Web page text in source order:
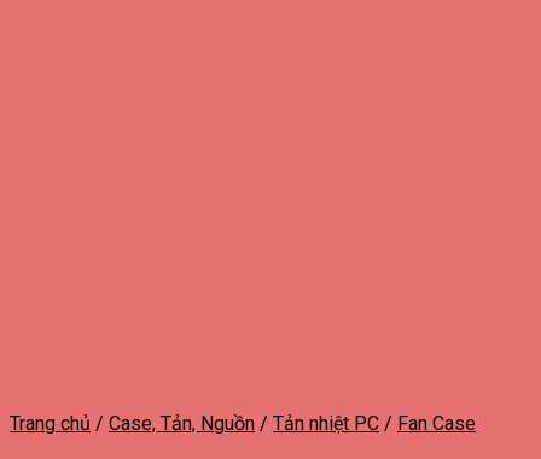
Trang chủ / Case, Tản, Nguồn / Tản nhiệt PC / Fan Case